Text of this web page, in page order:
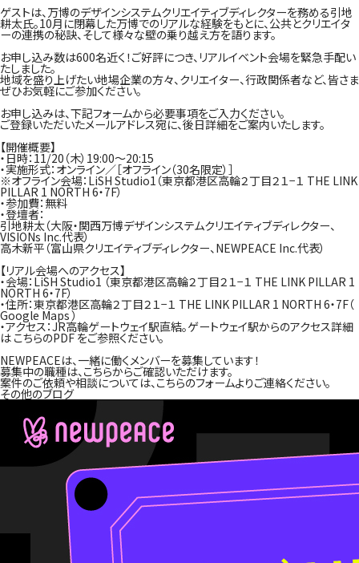
ゲストは、万博のデザインシステムクリエイティブディレクターを務める引地
耕太氏。10月に閉幕した万博でのリアルな経験をもとに、公共とクリエイタ
ーの連携の秘訣、そして様々な壁の乗り越え方を語ります。
お申し込み数は600名近く！ご好評につき、リアルイベント会場を緊急手配い
たしました。
地域を盛り上げたい地場企業の方々、クリエイター、行政関係者など、皆さま
ぜひお気軽にご参加ください。
お申し込みは、下記フォームから必要事項をご入力ください。
ご登録いただいたメールアドレス宛に、後日詳細をご案内いたします。
【開催概要】
・日時：11/20（木）19:00〜20:15
・実施形式：オンライン／［オフライン（30名限定）］
※オフライン会場：LiSH Studio1（東京都港区高輪２丁目２１−１ THE LINK
PILLAR 1 NORTH 6・7F）
・参加費：無料
・登壇者：
引地耕太（大阪・関西万博デザインシステムクリエイティブディレクター、
VISIONs Inc.代表）
高木新平（富山県クリエイティブディレクター、NEWPEACE Inc.代表）
【リアル会場へのアクセス】
・会場：LiSH Studio1 （東京都港区高輪２丁目２１−１ THE LINK PILLAR 1
NORTH 6・7F）
・住所：東京都港区高輪２丁目２１−１ THE LINK PILLAR 1 NORTH 6・7F（
Google Maps）
・アクセス：JR高輪ゲートウェイ駅直結。ゲートウェイ駅からのアクセス詳細
は こちらのPDF をご参照ください。
NEWPEACEは、一緒に働くメンバーを募集しています！
募集中の職種は、こちらからご確認いただけます。
案件のご依頼や相談については、こちらのフォームよりご連絡ください。
その他のブログ